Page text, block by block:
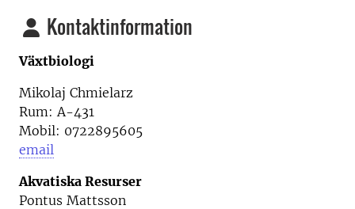
Kontaktinformation
Växtbiologi
Mikolaj Chmielarz
Rum: A-431
Mobil: 0722895605
email
Akvatiska Resurser
Pontus Mattsson